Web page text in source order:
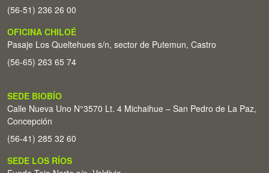
(56-51) 236 26 00
OFICINA CHILOÉ
Pasaje Los Queltehues s/n, sector de Putemun, Castro
(56-65) 263 65 74
SEDE BIOBÍO
Calle Nueva Uno N°3570 Lt. 4 Michaihue – San Pedro de La Paz,
Concepción
(56-41) 285 32 60
SEDE LOS RÍOS